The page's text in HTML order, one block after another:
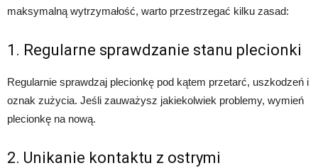
maksymalną wytrzymałość, warto przestrzegać kilku zasad:
1. Regularne sprawdzanie stanu plecionki
Regularnie sprawdzaj plecionkę pod kątem przetarć, uszkodzeń i
oznak zużycia. Jeśli zauważysz jakiekolwiek problemy, wymień
plecionkę na nową.
2. Unikanie kontaktu z ostrymi